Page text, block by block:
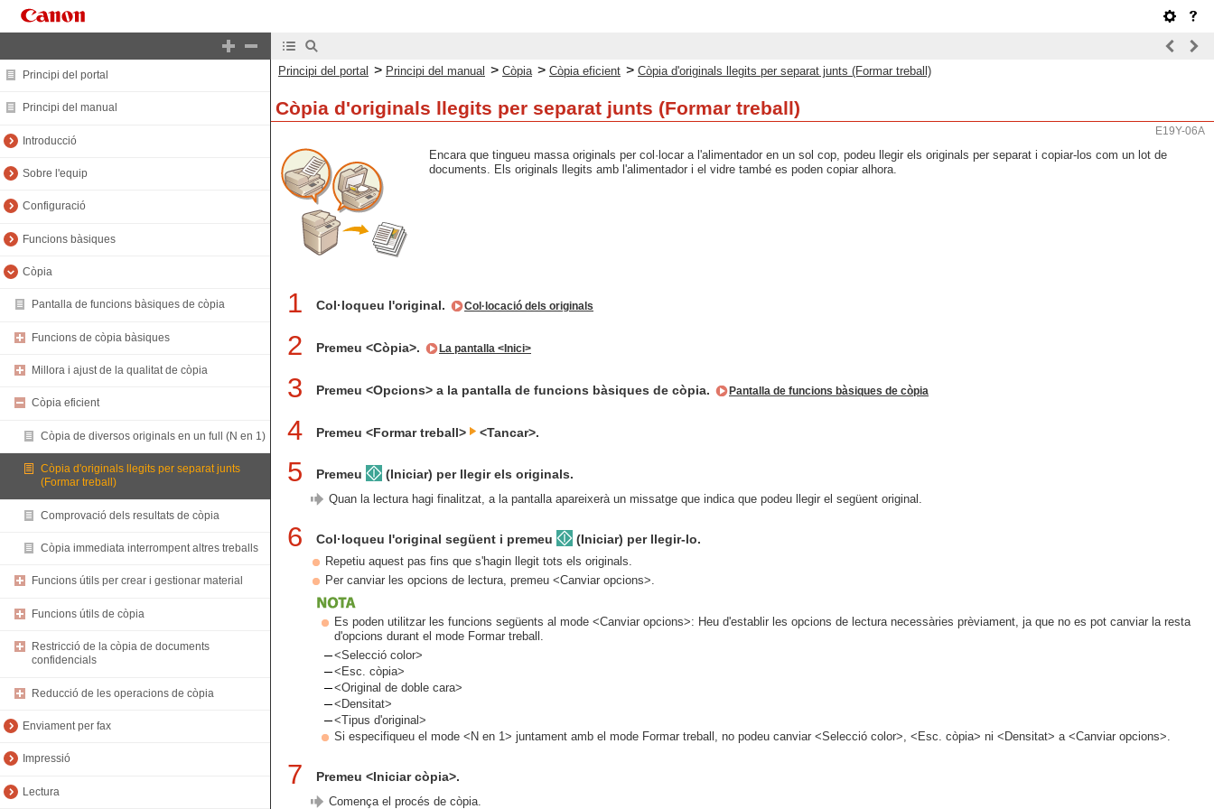
Principi del portal
Principi del manual
Introducció
Sobre l'equip
Configuració
Funcions bàsiques
Còpia
Pantalla de funcions bàsiques de còpia
Funcions de còpia bàsiques
Millora i ajust de la qualitat de còpia
Còpia eficient
Còpia de diversos originals en un full (N en 1)
Còpia d'originals llegits per separat junts
(Formar treball)
Comprovació dels resultats de còpia
Còpia immediata interrompent altres treballs
Funcions útils per crear i gestionar material
Funcions útils de còpia
Restricció de la còpia de documents
confidencials
Reducció de les operacions de còpia
Enviament per fax
Impressió
Lectura
Principi del portal > Principi del manual > Còpia > Còpia eficient > Còpia d'originals llegits per separat junts (Formar treball)
Còpia d'originals llegits per separat junts (Formar treball)
E19Y-06A
Encara que tingueu massa originals per col·locar a l'alimentador en un sol cop, podeu llegir els originals per separat i copiar-los com un lot de
documents. Els originals llegits amb l'alimentador i el vidre també es poden copiar alhora.
1 Col·loqueu l'original. Col·locació dels originals
2 Premeu <Còpia>. La pantalla <Inici>
3 Premeu <Opcions> a la pantalla de funcions bàsiques de còpia. Pantalla de funcions bàsiques de còpia
4 Premeu <Formar treball> <Tancar>.
5 Premeu (Iniciar) per llegir els originals.
Quan la lectura hagi finalitzat, a la pantalla apareixerà un missatge que indica que podeu llegir el següent original.
6 Col·loqueu l'original següent i premeu (Iniciar) per llegir-lo.
Repetiu aquest pas fins que s'hagin llegit tots els originals.
Per canviar les opcions de lectura, premeu <Canviar opcions>.
Es poden utilitzar les funcions següents al mode <Canviar opcions>: Heu d'establir les opcions de lectura necessàries prèviament, ja que no es pot canviar la resta
d'opcions durant el mode Formar treball.
<Selecció color>
<Esc. còpia>
<Original de doble cara>
<Densitat>
<Tipus d'original>
Si especifiqueu el mode <N en 1> juntament amb el mode Formar treball, no podeu canviar <Selecció color>, <Esc. còpia> ni <Densitat> a <Canviar opcions>.
7 Premeu <Iniciar còpia>.
Comença el procés de còpia.